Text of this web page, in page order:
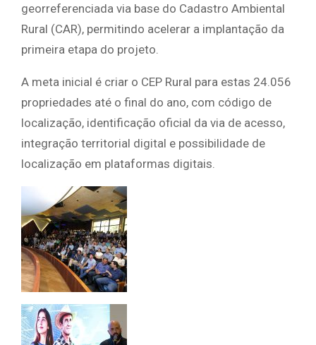
georreferenciada via base do Cadastro Ambiental
Rural (CAR), permitindo acelerar a implantação da
primeira etapa do projeto.
A meta inicial é criar o CEP Rural para estas 24.056
propriedades até o final do ano, com código de
localização, identificação oficial da via de acesso,
integração territorial digital e possibilidade de
localização em plataformas digitais.